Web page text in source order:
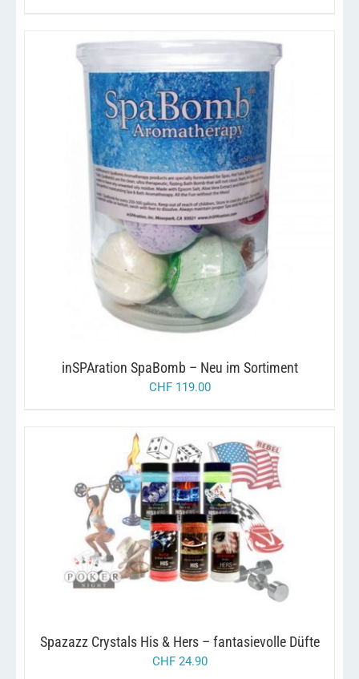
AUSFÜHRUNG WÄHLEN DIESES
PRODUKT
WEIST
MEHRERE
VARIANTEN
AUF.
DIE
OPTIONEN
KÖNNEN
AUF
DER
GEWÄHLT
WERDEN
/ DETAILS
inSPAration SpaBomb – Neu im Sortiment
CHF119.00
AUSFÜHRUNG WÄHLEN DIESES
PRODUKT
WEIST
MEHRERE
VARIANTEN
KÖNNEN
DER
/ DETAILS
Spazazz Crystals His & Hers – fantasievolle Düfte
CHF24.90